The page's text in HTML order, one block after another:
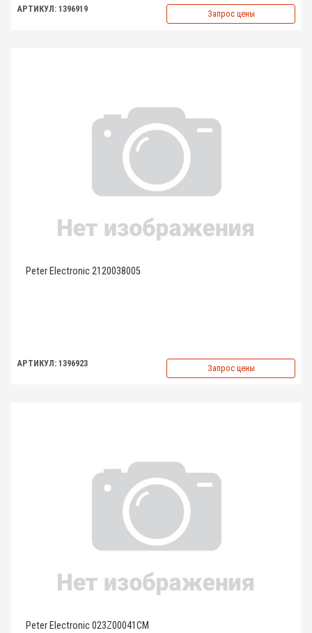
АРТИКУЛ: 1396919 Запрос цены
Peter Electronic 2120038005
АРТИКУЛ: 1396923 Запрос цены
Peter Electronic 023Z00041CM